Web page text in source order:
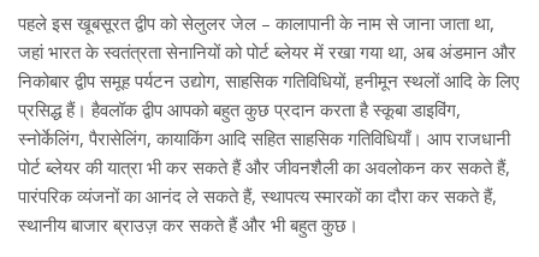
पहले इस खूबसूरत द्वीप को सेलुलर जेल – कालापानी के नाम से जाना जाता था,
जहां भारत के स्वतंत्रता सेनानियों को पोर्ट ब्लेयर में रखा गया था, अब अंडमान और
निकोबार द्वीप समूह पर्यटन उद्योग, साहसिक गतिविधियों, हनीमून स्थलों आदि के लिए
प्रसिद्ध हैं। हैवलॉक द्वीप आपको बहुत कुछ प्रदान करता है स्कूबा डाइविंग,
स्नोर्केलिंग, पैरासेलिंग, कायाकिंग आदि सहित साहसिक गतिविधियाँ। आप राजधानी
पोर्ट ब्लेयर की यात्रा भी कर सकते हैं और जीवनशैली का अवलोकन कर सकते हैं,
पारंपरिक व्यंजनों का आनंद ले सकते हैं, स्थापत्य स्मारकों का दौरा कर सकते हैं,
स्थानीय बाजार ब्राउज़ कर सकते हैं और भी बहुत कुछ।